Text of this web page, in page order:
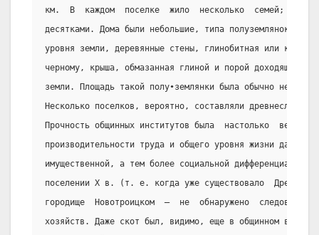
км.  В  каждом  поселке  жило  несколько  семей;
десятками. Дома были небольшие, типа полуземлянок:
уровня земли, деревянные стены, глинобитная или
черному, крыша, обмазанная глиной и порой доходящая
земли. Площадь такой полу•землянки была обычно
Несколько поселков, вероятно, составляли
Прочность общинных институтов была  настолько
производительности труда и общего уровня жизни
имущественной, а тем более социальной
поселении X в. (т. е. когда уже существовало
городище  Новотроицком  —  не  обнаружено  следов
хозяйств. Даже скот был, видимо, еще в общинном